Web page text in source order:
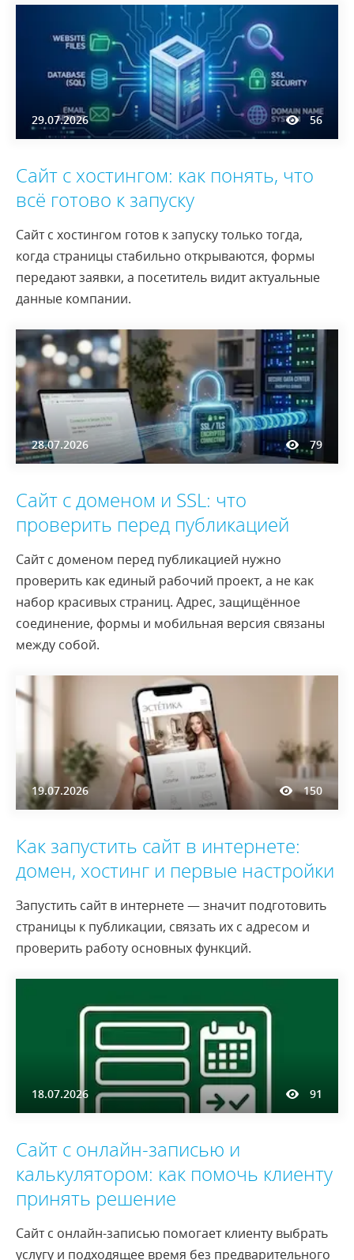
29.07.2026 56
Сайт с хостингом: как понять, что
всё готово к запуску
Сайт с хостингом готов к запуску только тогда,
когда страницы стабильно открываются, формы
передают заявки, а посетитель видит актуальные
данные компании.
28.07.2026 79
Сайт с доменом и SSL: что
проверить перед публикацией
Сайт с доменом перед публикацией нужно
проверить как единый рабочий проект, а не как
набор красивых страниц. Адрес, защищённое
соединение, формы и мобильная версия связаны
между собой.
19.07.2026 150
Как запустить сайт в интернете:
домен, хостинг и первые настройки
Запустить сайт в интернете — значит подготовить
страницы к публикации, связать их с адресом и
проверить работу основных функций.
18.07.2026 91
Сайт с онлайн-записью и
калькулятором: как помочь клиенту
принять решение
Сайт с онлайн-записью помогает клиенту выбрать
услугу и подходящее время без предварительного